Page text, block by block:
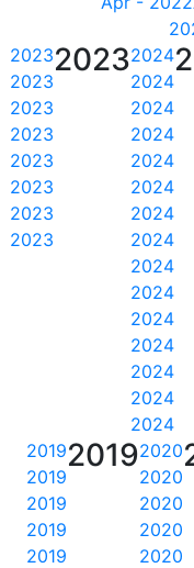
2024
2024
2024
2024
2024
2024
2024
2024
2024
2024
2024
2024
2024
2024
2024
2023
2023
2023
2023
2023
2023
2023
2023
2023
2020
2020
2020
2020
2020
2019
2019
2019
2019
2019
2019